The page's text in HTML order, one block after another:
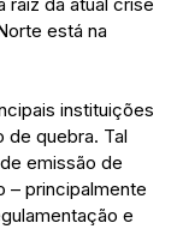
está na
instituições
de quebra. Tal
emissão de
– principalmente
e